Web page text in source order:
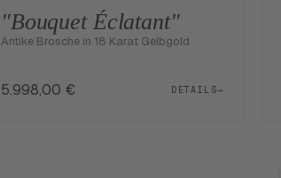
"Bouquet Éclatant"
Antike Brosche in 18 Karat Gelbgold
5.998,00 € DETAILS→